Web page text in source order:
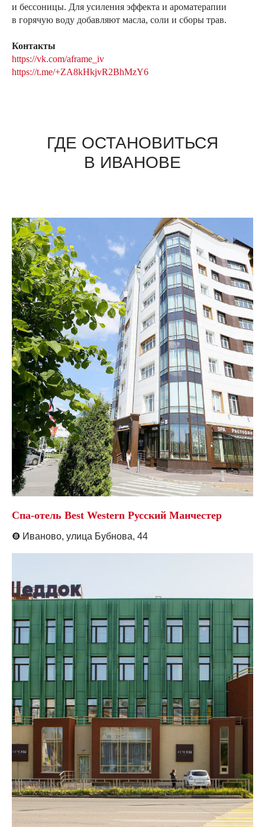
и бессоницы. Для усиления эффекта и ароматерапии
в горячую воду добавляют масла, соли и сборы трав.
Контакты
https://vk.com/aframe_iv
https://t.me/+ZA8kHkjvR2BhMzY6
ГДЕ ОСТАНОВИТЬСЯ
В ИВАНОВЕ
Спа-отель Best Western Русский Манчестер
❽ Иваново, улица Бубнова, 44